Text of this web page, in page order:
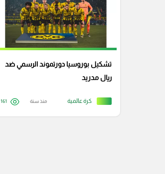
كرة عالمية
تشكيل بوروسيا دورتموند الرسمي ضد
ريال مدريد
منذ سنة 161